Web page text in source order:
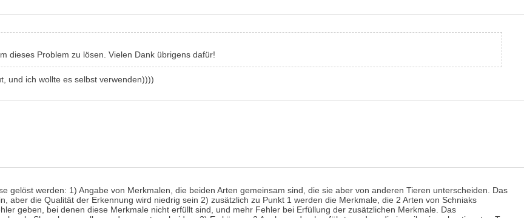
dieses Problem zu lösen. Vielen Dank übrigens dafür!
und ich wollte es selbst verwenden))))
gelöst werden: 1) Angabe von Merkmalen, die beiden Arten gemeinsam sind, die sie aber von anderen Tieren unterscheiden. Das
aber die Qualität der Erkennung wird niedrig sein 2) zusätzlich zu Punkt 1 werden die Merkmale, die 2 Arten von Schniaks
geben, bei denen diese Merkmale nicht erfüllt sind, und mehr Fehler bei Erfüllung der zusätzlichen Merkmale. Das